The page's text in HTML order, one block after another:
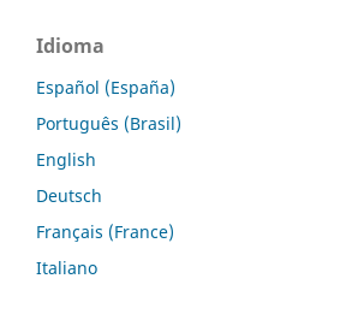
Idioma
Español (España)
Português (Brasil)
English
Deutsch
Français (France)
Italiano